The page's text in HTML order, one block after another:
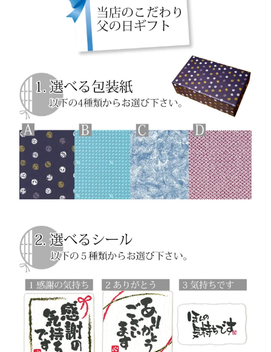
商品ランキング
SALE
NEW ITEM
新着商品
PRODUCTS
商品一覧
CHECKED PRODUCTS
ORDER HISTORY
注文履歴
ショッピングガイド
TOPICS
お知らせ
BLOG
ブログ